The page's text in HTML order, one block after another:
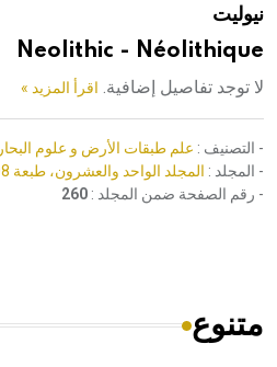
نيوليت
Neolithic - Néolithique
لا توجد تفاصيل إضافية. اقرأ المزيد »
- التصنيف : علم طبقات الأرض و علوم البحار
- المجلد : المجلد الواحد والعشرون، طبعة 2008، دمشق
- رقم الصفحة ضمن المجلد : 260
متنوع